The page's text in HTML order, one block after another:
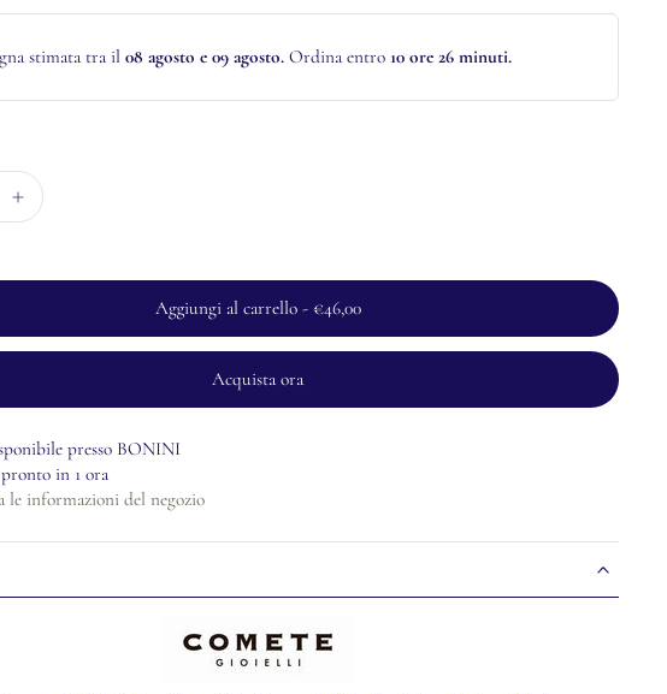
stimata tra il 08 agosto e 09 agosto. Ordina entro 10 ore 26 minuti.
Aggiungi al carrello - €46,00
Acquista ora
presso BONINI
in 1 ora
le informazioni del negozio